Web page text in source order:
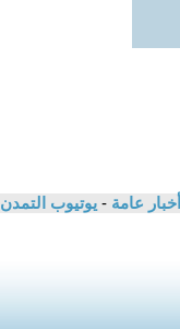
أخبار عامة - يوتيوب التمدن